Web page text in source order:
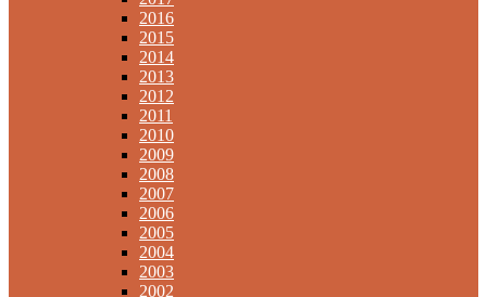
2016
2015
2014
2013
2012
2011
2010
2009
2008
2007
2006
2005
2004
2003
2002